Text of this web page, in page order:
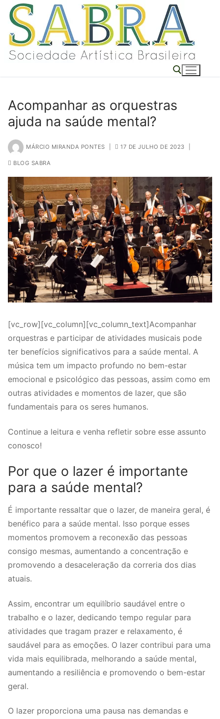
conteúdo
Pular
para
conteúdo
Pesquisar por:
Acompanhar as orquestras
ajuda na saúde mental?
MÁRCIO MIRANDA PONTES 17 DE JULHO DE 2023
BLOG SABRA
[vc_row][vc_column][vc_column_text]Acompanhar
orquestras e participar de atividades musicais pode
ter benefícios significativos para a saúde mental. A
música tem um impacto profundo no bem-estar
emocional e psicológico das pessoas, assim como em
outras atividades e momentos de lazer, que são
fundamentais para os seres humanos.
Continue a leitura e venha refletir sobre esse assunto
conosco!
Por que o lazer é importante
para a saúde mental?
É importante ressaltar que o lazer, de maneira geral, é
benéfico para a saúde mental. Isso porque esses
momentos promovem a reconexão das pessoas
consigo mesmas, aumentando a concentração e
promovendo a desaceleração da correria dos dias
atuais.
Assim, encontrar um equilíbrio saudável entre o
trabalho e o lazer, dedicando tempo regular para
atividades que tragam prazer e relaxamento, é
saudável para as emoções. O lazer contribui para uma
vida mais equilibrada, melhorando a saúde mental,
aumentando a resiliência e promovendo o bem-estar
geral.
O lazer proporciona uma pausa nas demandas e